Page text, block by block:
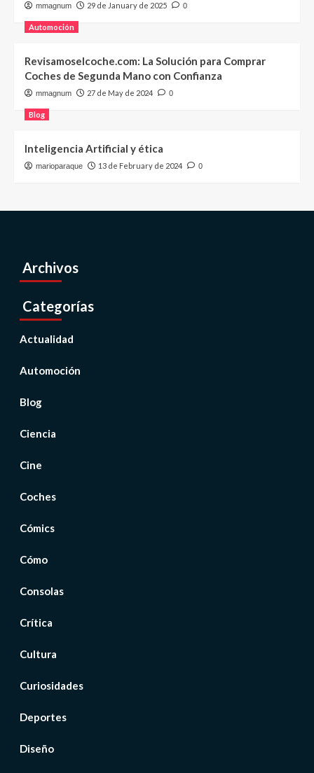
mmagnum 29 de January de 2025 0
Automoción
Revisamoselcoche.com: La Solución para Comprar
Coches de Segunda Mano con Confianza
mmagnum 27 de May de 2024 0
Blog
Inteligencia Artificial y ética
marioparaque 13 de February de 2024 0
Archivos
Categorías
Actualidad
Automoción
Blog
Ciencia
Cine
Coches
Cómics
Cómo
Consolas
Crítica
Cultura
Curiosidades
Deportes
Diseño